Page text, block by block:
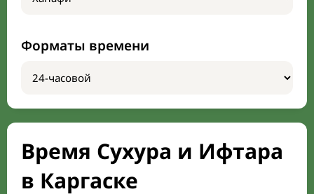
Форматы времени
Время Сухура и Ифтара
в Каргаске